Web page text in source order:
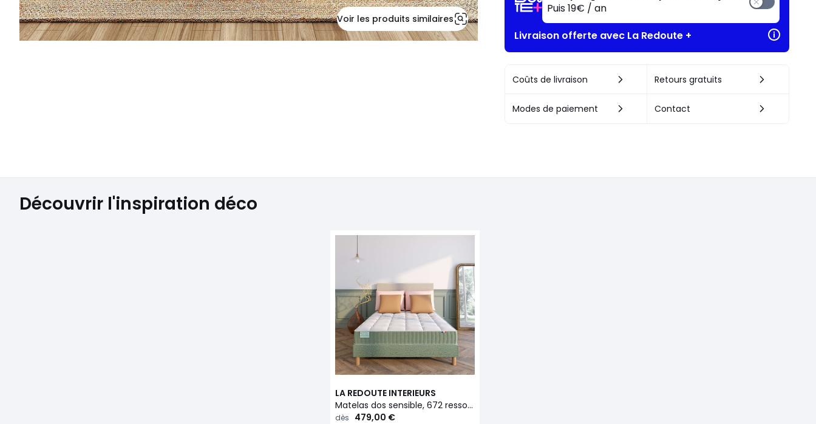
Voir les produits similaires
Puis 19€ / an
Livraison offerte avec La Redoute +
Coûts de livraison Retours gratuits
Modes de paiement Contact
Découvrir l'inspiration déco
LA REDOUTE INTERIEURS
Matelas dos sensible, 672 ressorts, 7 zones, soutien ferme, accueil moelleux
dès 479,00 €